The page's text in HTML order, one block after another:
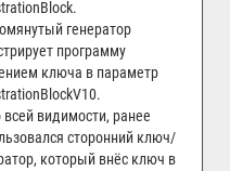
генератор
программу
ключа в параметр
видимости, ранее
сторонний ключ/
который внёс ключ в